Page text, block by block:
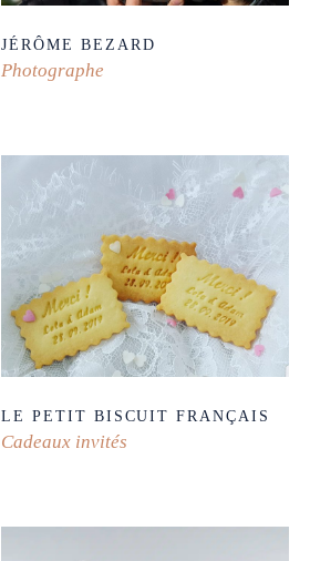
JÉRÔME BEZARD
Photographe
LE PETIT BISCUIT FRANÇAIS
Cadeaux invités